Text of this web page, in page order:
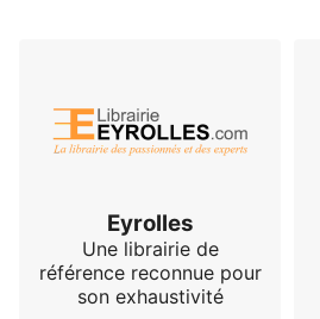
Eyrolles
Une librairie de
référence reconnue pour
son exhaustivité